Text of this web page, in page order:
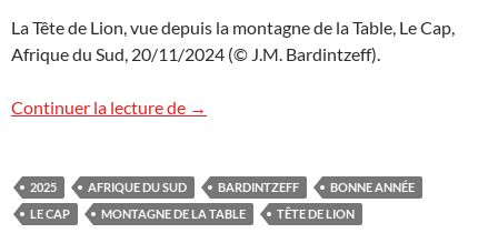
La Tête de Lion, vue depuis la montagne de la Table, Le Cap,
Afrique du Sud, 20/11/2024 (© J.M. Bardintzeff).
Continuer la lecture de Très bonne année 2025 !
→
2025 AFRIQUE DU SUD BARDINTZEFF
BONNE ANNÉE
LE CAP
MONTAGNE DE LA TABLE TÊTE DE LION